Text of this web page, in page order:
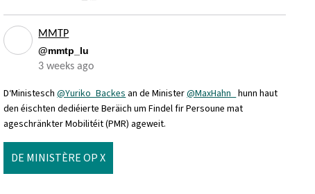
MMTP
@mmtp_lu
3 weeks ago
D‘Ministesch@Yuriko_Backes an de Minister@MaxHahn_ hunn haut
den éischten dediéierte Beräich um Findel fir Persoune mat
ageschränkter Mobilitéit (PMR) ageweit.
DE MINISTÈRE OP X